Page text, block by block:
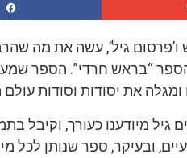
ו’פרסום גיל’, עשה את מה
“בראש חרדי”. הספר
את יסודות וסודות
גיל מיודענו כעורך, וקיבל
ובעיקר, ספר שנותן לכל